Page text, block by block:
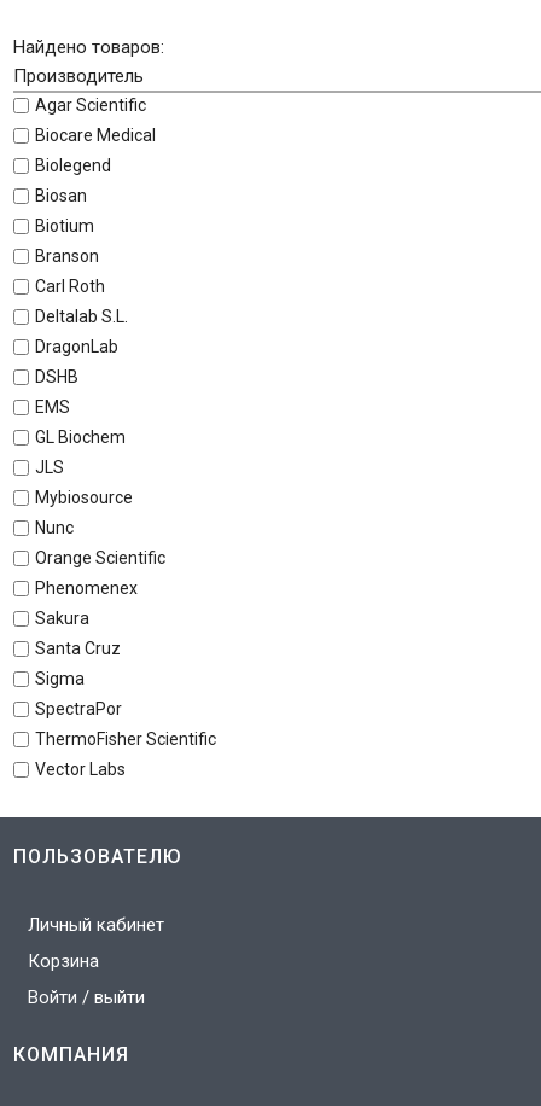
Найдено товаров:
Производитель
Agar Scientific
Biocare Medical
Biolegend
Biosan
Biotium
Branson
Carl Roth
Deltalab S.L.
DragonLab
DSHB
EMS
GL Biochem
JLS
Mybiosource
Nunc
Orange Scientific
Phenomenex
Sakura
Santa Cruz
Sigma
SpectraPor
ThermoFisher Scientific
Vector Labs
ПОЛЬЗОВАТЕЛЮ
Личный кабинет
Корзина
Войти / выйти
КОМПАНИЯ